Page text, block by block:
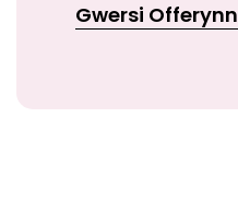
Gwersi